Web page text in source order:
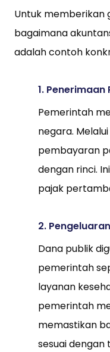
Untuk memberikan
bagaimana
adalah contoh
1. Penerimaan
Pemerintah
negara.
pembayaran
dengan rinci.
pajak
2.
Dana publik
pemerintah
layanan
pemerintah
memastikan
sesuai dengan